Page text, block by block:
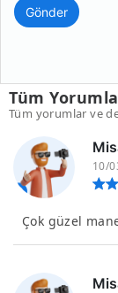
Gönder
Tüm
Tüm yorumlar ve
10/
Çok güzel